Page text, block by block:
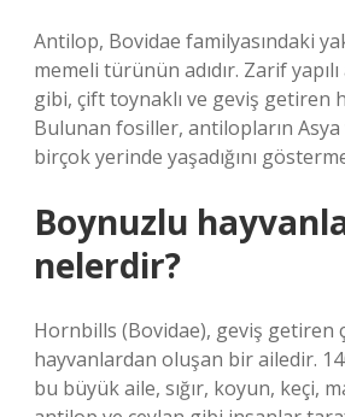
Antilop, Bovidae familyasındaki
memeli türünün adıdır. Zarif
gibi, çift toynaklı ve geviş getiren
Bulunan fosiller, antilopların Asya
birçok yerinde yaşadığını
Boynuzlu
nelerdir?
Hornbills (Bovidae), geviş getiren
hayvanlardan oluşan bir ailedir.
bu büyük aile, sığır, koyun, keçi,